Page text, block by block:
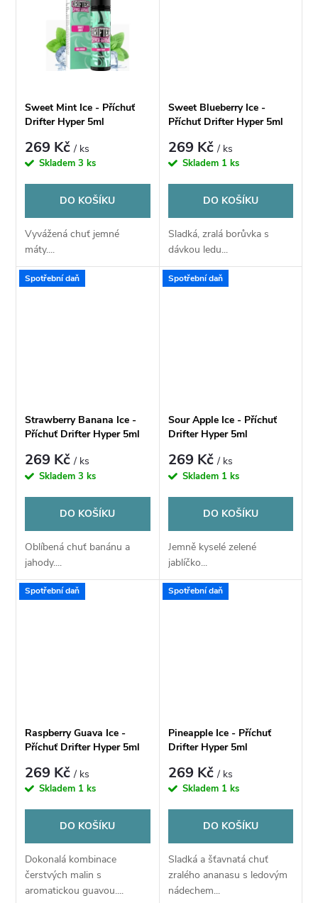
Sweet Mint Ice - Příchuť
Drifter Hyper 5ml
269 Kč/ ks
Skladem3 ks
DO KOŠÍKU
Vyvážená chuť jemné
máty....
Sweet Blueberry Ice -
Příchuť Drifter Hyper 5ml
269 Kč/ ks
Skladem 1 ks
DO KOŠÍKU
Sladká, zralá borůvka s
dávkou ledu...
Spotřební daň
Strawberry Banana Ice -
Příchuť Drifter Hyper 5ml
269 Kč/ ks
Skladem3 ks
DO KOŠÍKU
Oblíbená chuť banánu a
jahody....
Spotřební daň
Sour Apple Ice - Příchuť
Drifter Hyper 5ml
269 Kč/ ks
Skladem 1 ks
DO KOŠÍKU
Jemně kyselé zelené
jablíčko...
Spotřební daň
Raspberry Guava Ice -
Příchuť Drifter Hyper 5ml
269 Kč/ ks
Skladem 1 ks
DO KOŠÍKU
Dokonalá kombinace
čerstvých malin s
aromatickou guavou....
Spotřební daň
Pineapple Ice - Příchuť
Drifter Hyper 5ml
269 Kč/ ks
Skladem 1 ks
DO KOŠÍKU
Sladká a šťavnatá chuť
zralého ananasu s ledovým
nádechem...